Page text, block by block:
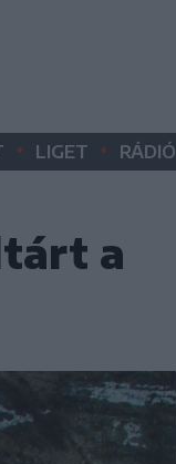
• LIGET • RÁDIÓ
a